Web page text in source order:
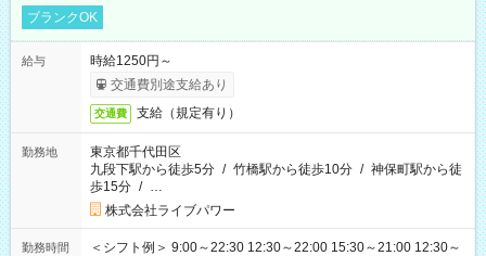
ブランクOK
給与
時給1250円～
交通費別途支給あり
交通費 支給（規定有り）
勤務地
東京都千代田区
九段下駅から徒歩5分 / 竹橋駅から徒歩10分 / 神保町駅から徒
歩15分 / …
株式会社ライブパワー
勤務時間
＜シフト例＞ 9:00～22:30 12:30～22:00 15:30～21:00 12:30～